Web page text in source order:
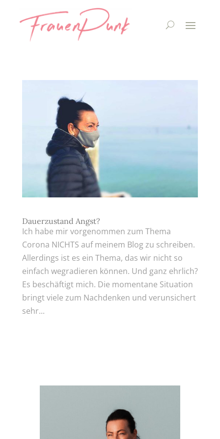
Dauerzustand Angst?
Ich habe mir vorgenommen zum Thema
Corona NICHTS auf meinem Blog zu schreiben.
Allerdings ist es ein Thema, das wir nicht so
einfach wegradieren können. Und ganz ehrlich?
Es beschäftigt mich. Die momentane Situation
bringt viele zum Nachdenken und verunsichert
sehr...